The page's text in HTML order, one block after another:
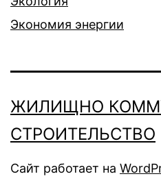
Экономия энергии
ЖИЛИЩНО
СТРОИТЕЛЬСТВО
Сайт работает на